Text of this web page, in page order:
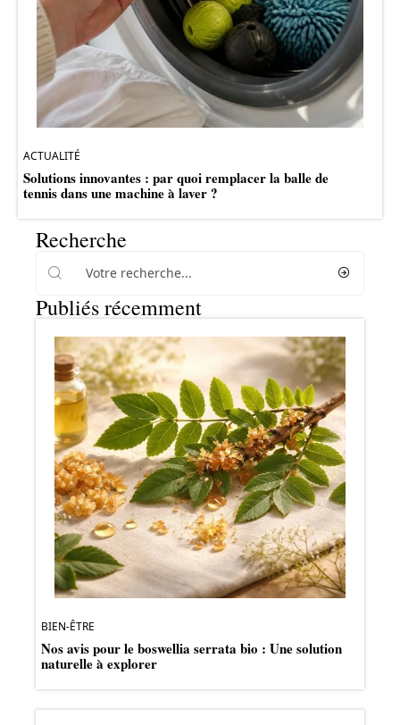
ACTUALITÉ
Solutions innovantes : par quoi remplacer la balle de
tennis dans une machine à laver ?
Recherche
Publiés récemment
BIEN-ÊTRE
Nos avis pour le boswellia serrata bio : Une solution
naturelle à explorer